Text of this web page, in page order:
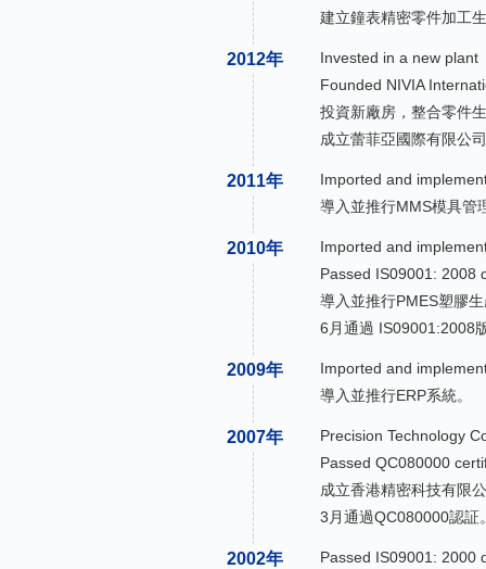
建立鐘表精密零件加工
2012年
Invested in a new plant
Founded NIVIA
投資新廠房，整合零件
成立蕾菲亞國際有限公
2011年
Imported and
導入並推行MMS模具管
2010年
Imported and
Passed IS09001: 2008
導入並推行PMES塑膠
6月通過 IS09001:2008
2009年
Imported and
導入並推行ERP系統。
2007年
Precision Technology
Passed QC080000
成立香港精密科技有限
3月通過QC080000認証
2002年
Passed IS09001: 2000